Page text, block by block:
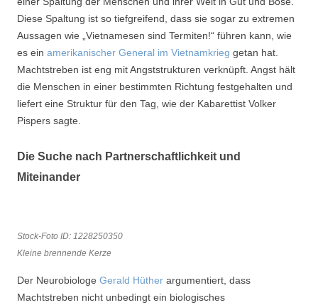
Diese Spaltung ist so tiefgreifend, dass sie sogar zu extremen
Aussagen wie „Vietnamesen sind Termiten!“ führen kann, wie
es ein amerikanischer General im Vietnamkrieg getan hat.
Machtstreben ist eng mit Angststrukturen verknüpft. Angst hält
die Menschen in einer bestimmten Richtung festgehalten und
liefert eine Struktur für den Tag, wie der Kabarettist Volker
Pispers sagte.
Die Suche nach Partnerschaftlichkeit und
Miteinander
Stock-Foto ID: 1228250350
Kleine brennende Kerze
Der Neurobiologe Gerald Hüther argumentiert, dass
Machtstreben nicht unbedingt ein biologisches